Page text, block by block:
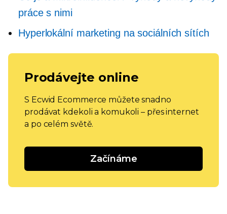
práce s nimi
Hyperlokální marketing na sociálních sítích
Prodávejte online
S Ecwid Ecommerce můžete snadno
prodávat kdekoli a komukoli – přes internet
a po celém světě.
Začínáme